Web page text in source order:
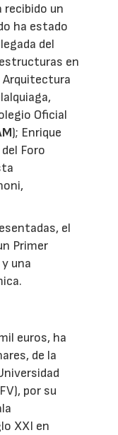
recibido un
ha estado
del
en
Arquitectura
Oficial
); Enrique
Foro
el
Primer
una
euros, ha
de la
por su
XXI en